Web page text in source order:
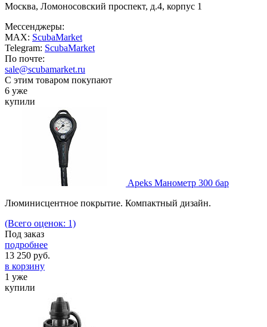
Москва, Ломоносовский проспект, д.4, корпус 1
Мессенджеры:
MAX: ScubaMarket
Telegram: ScubaMarket
По почте:
sale@scubamarket.ru
С этим товаром покупают
6 уже
купили
Apeks Манометр 300 бар
Люминисцентное покрытие. Компактный дизайн.
(Всего оценок: 1)
Под заказ
подробнее
13 250 руб.
в корзину
1 уже
купили